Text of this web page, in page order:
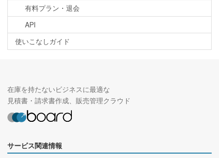
有料プラン・退会
API
使いこなしガイド
在庫を持たないビジネスに最適な
見積書・請求書作成、販売管理クラウド
サービス関連情報